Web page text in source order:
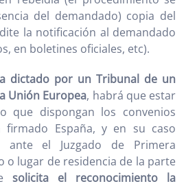
del demandado) copia del
la notificación al demandado
en boletines oficiales, etc).
dictado por un Tribunal de un
Unión Europea, habrá que estar
que dispongan los convenios
firmado España, y en su caso
ante el Juzgado de Primera
o lugar de residencia de la parte
solicita el reconocimiento la